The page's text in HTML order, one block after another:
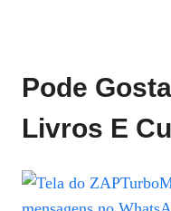
Pode
Livros E